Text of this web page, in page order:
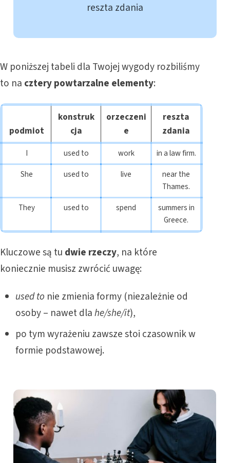
reszta zdania
W poniższej tabeli dla Twojej wygody rozbiliśmy
to na cztery powtarzalne elementy:
podmiot
konstruk
cja
orzeczeni
e
reszta
zdania
I used to work
in a law firm.
She
used to live
near the
Thames.
They
used to spend
summers in
Greece.
Kluczowe są tu dwie rzeczy, na które
koniecznie musisz zwrócić uwagę:
used to nie zmienia formy (niezależnie od
osoby – nawet dlahe/she/it),
po tym wyrażeniu zawsze stoi czasownik w
formie podstawowej.